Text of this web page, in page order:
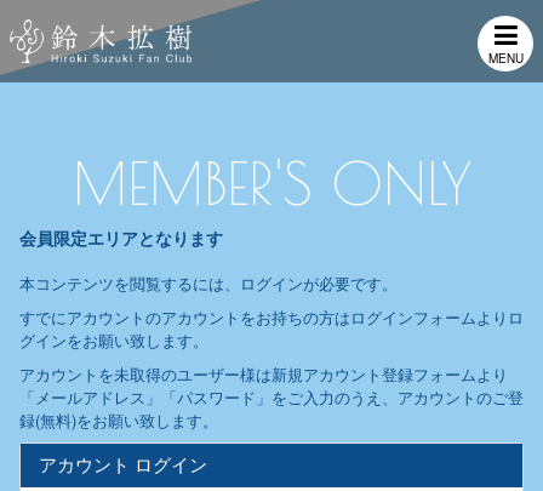
MENU
MEMBER'S ONLY
会員限定エリアとなります
本コンテンツを閲覧するには、ログインが必要です。
すでにアカウントのアカウントをお持ちの方はログインフォームよりロ
グインをお願い致します。
アカウントを未取得のユーザー様は新規アカウント登録フォームより
「メールアドレス」「パスワード」をご入力のうえ、アカウントのご登
録(無料)をお願い致します。
アカウント ログイン